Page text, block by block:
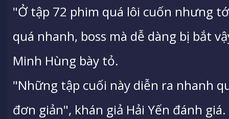
"Ở tập 72 phim quá lôi cuốn nhưng
quá nhanh, boss mà dễ dàng bị bắt
Minh Hùng bày tỏ.
"Những tập cuối này diễn ra nhanh
đơn giản", khán giả Hải Yến đánh giá.